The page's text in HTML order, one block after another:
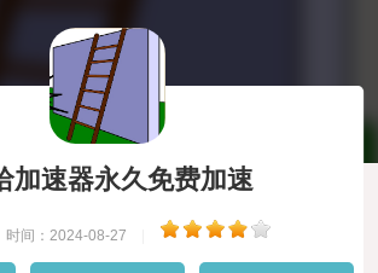
加速器永久免费加速
时间：2024-08-27